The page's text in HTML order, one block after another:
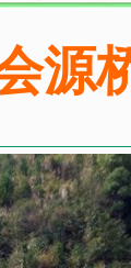
源